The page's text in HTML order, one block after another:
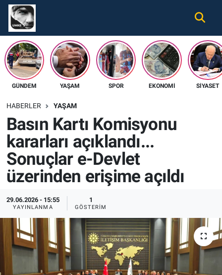
GÜNDEM YAŞAM SPOR EKONOMI SIYASET
HABERLER YAŞAM
Basın Kartı Komisyonu
kararları açıklandı...
Sonuçlar e-Devlet
üzerinden erişime açıldı
29.06.2026 - 15:55
YAYINLANMA
1
GÖSTERIM
Gündem
Ekonomi
Spor
Tüm Haberler
İletişim
Nöbetçi Eczaneler
Hava Durumu
Namaz Vakitleri
Süper Lig Puan Durumu ve Fikstür
Tüm Manşetler